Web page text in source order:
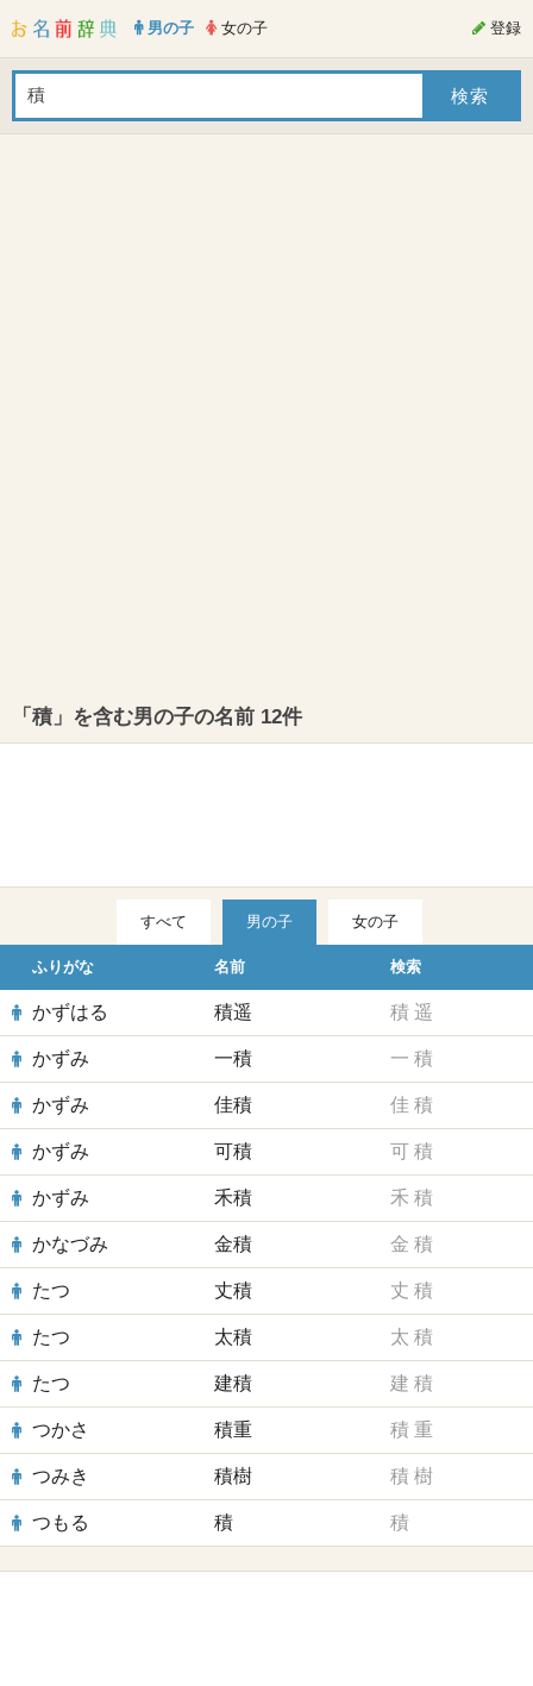
男の子 女の子 登録
「積」を含む男の子の名前 12件
すべて 男の子 女の子
ふりがな 名前 検索
かずはる 積遥 積 遥
かずみ 一積 一 積
かずみ 佳積 佳 積
かずみ 可積 可 積
かずみ 禾積 禾 積
かなづみ 金積 金 積
たつ 丈積 丈 積
たつ 太積 太 積
たつ 建積 建 積
つかさ 積重 積 重
つみき 積樹 積 樹
つもる 積 積